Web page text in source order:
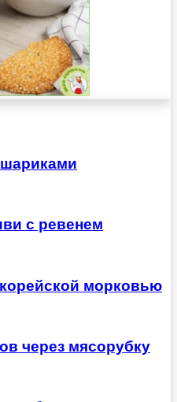
с ревенем
морковью
через мясорубку